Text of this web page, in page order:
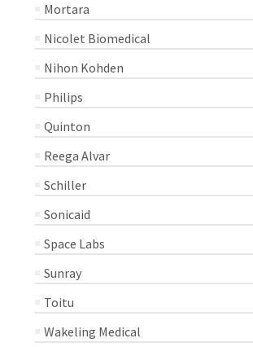
Mortara
Nicolet Biomedical
Nihon Kohden
Philips
Quinton
Reega Alvar
Schiller
Sonicaid
Space Labs
Sunray
Toitu
Wakeling Medical